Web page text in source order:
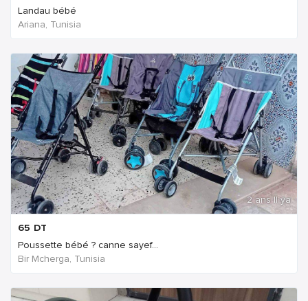
Landau bébé
Ariana, Tunisia
2 ans Il ya
65 DT
Poussette bébé ? canne sayef...
Bir Mcherga, Tunisia